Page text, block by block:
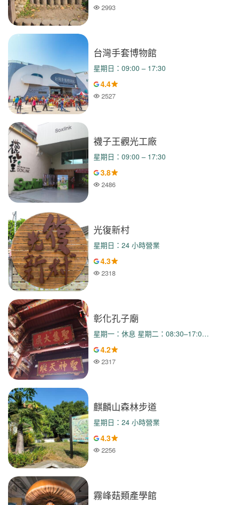
人氣
2993
台灣手套博物館
星期日：09:00 – 17:30
4.4
人氣
2527
襪子王觀光工廠
星期日：09:00 – 17:30
3.8
人氣
2486
光復新村
星期日：24 小時營業
4.3
人氣
2318
彰化孔子廟
星期一：休息 星期二：08:30–17:00 星期三：08:30–17:00 星期四：08:30–17:00 星期五：08:30–17:00 星期六：08:30–17:00 星期日：08:30–17:00
4.2
人氣
2317
麒麟山森林步道
星期日：24 小時營業
4.3
人氣
2256
霧峰菇類產學館